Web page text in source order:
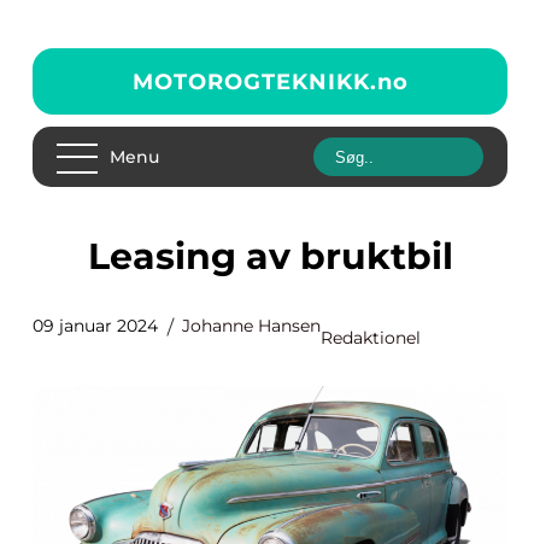
MOTOROGTEKNIKK.no
Menu
Leasing av bruktbil
09 januar 2024 Johanne Hansen
Redaktionel